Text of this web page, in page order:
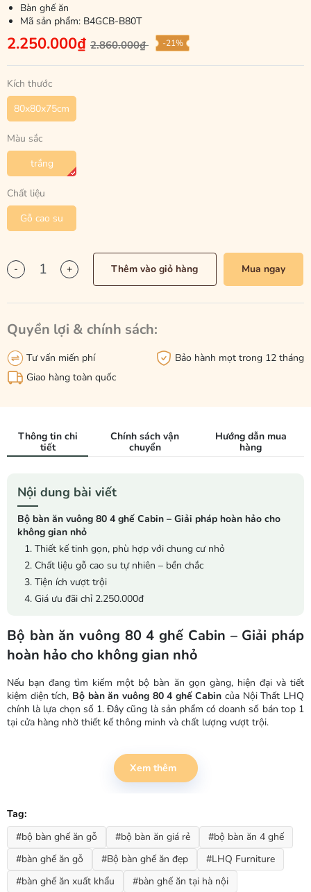
Bàn ghế ăn
Mã sản phẩm: B4GCB-B80T
2.250.000₫ 2.860.000₫ -21%
Kích thước
80x80x75cm
Màu sắc
trắng
Chất liệu
Gỗ cao su
- + Thêm vào giỏ hàng Mua ngay
Quyền lợi & chính sách:
Tư vấn miến phí
Bảo hành mọt trong 12 tháng
Giao hàng toàn quốc
Thông tin chi
tiết
Chính sách vận
chuyển
Hướng dẫn mua
hàng
Nội dung bài viết
Bộ bàn ăn vuông 80 4 ghế Cabin – Giải pháp hoàn hảo cho
không gian nhỏ
1. Thiết kế tinh gọn, phù hợp với chung cư nhỏ
2. Chất liệu gỗ cao su tự nhiên – bền chắc
3. Tiện ích vượt trội
4. Giá ưu đãi chỉ 2.250.000đ
Bộ bàn ăn vuông 80 4 ghế Cabin – Giải pháp
hoàn hảo cho không gian nhỏ
Nếu bạn đang tìm kiếm một bộ bàn ăn gọn gàng, hiện đại và tiết
kiệm diện tích, Bộ bàn ăn vuông 80 4 ghế Cabin của Nội Thất LHQ
chính là lựa chọn số 1. Đây cũng là sản phẩm có doanh số bán top 1
tại cửa hàng nhờ thiết kế thông minh và chất lượng vượt trội.
Bộ bàn ăn gồm bàn mặt vuông kích thước
bằng hạn chế. Màu
sẽ, dễ phối hợp với mọi phong cách nội thất.
2. Chất liệu gỗ cao su tự nhiên – bền chắc
Toàn bộ bàn và ghế được làm từgỗ cao su tự nhiên
Xem thêm
Tag:
#bộ bàn ghế ăn gỗ
#bộ bàn ăn giá rẻ
#bộ bàn ăn 4 ghế
#bàn ghế ăn gỗ
#Bộ bàn ghế ăn đẹp
#LHQ Furniture
#bàn ghế ăn xuất khẩu
#bàn ghế ăn tại hà nội